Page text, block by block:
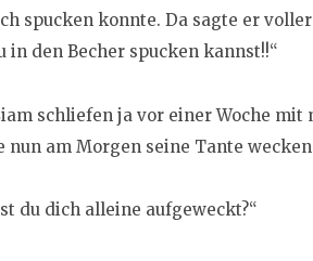
spucken konnte. Da sagte er
in den Becher spucken kannst!!“
schliefen ja vor einer Woche mit
am Morgen seine Tante
du dich alleine aufgeweckt?“